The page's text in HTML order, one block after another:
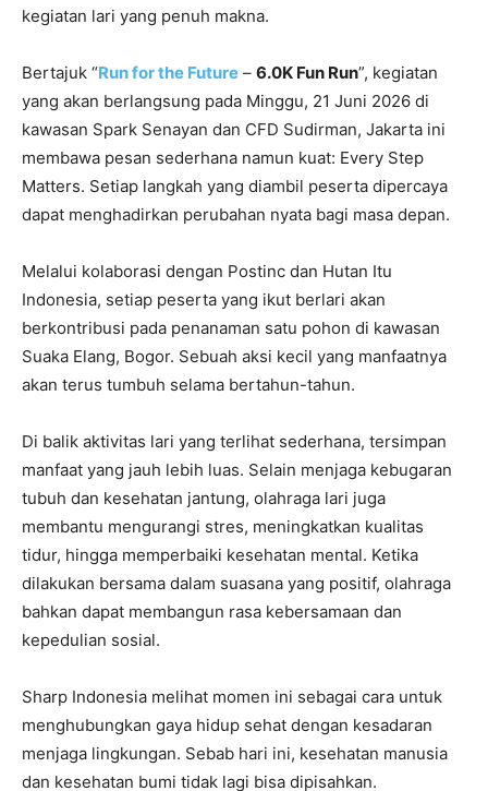
kegiatan lari yang penuh makna.
Bertajuk “Run for the Future – 6.0K Fun Run”, kegiatan
yang akan berlangsung pada Minggu, 21 Juni 2026 di
kawasan Spark Senayan dan CFD Sudirman, Jakarta ini
membawa pesan sederhana namun kuat: Every Step
Matters. Setiap langkah yang diambil peserta dipercaya
dapat menghadirkan perubahan nyata bagi masa depan.
Melalui kolaborasi dengan Postinc dan Hutan Itu
Indonesia, setiap peserta yang ikut berlari akan
berkontribusi pada penanaman satu pohon di kawasan
Suaka Elang, Bogor. Sebuah aksi kecil yang manfaatnya
akan terus tumbuh selama bertahun-tahun.
Di balik aktivitas lari yang terlihat sederhana, tersimpan
manfaat yang jauh lebih luas. Selain menjaga kebugaran
tubuh dan kesehatan jantung, olahraga lari juga
membantu mengurangi stres, meningkatkan kualitas
tidur, hingga memperbaiki kesehatan mental. Ketika
dilakukan bersama dalam suasana yang positif, olahraga
bahkan dapat membangun rasa kebersamaan dan
kepedulian sosial.
Sharp Indonesia melihat momen ini sebagai cara untuk
menghubungkan gaya hidup sehat dengan kesadaran
menjaga lingkungan. Sebab hari ini, kesehatan manusia
dan kesehatan bumi tidak lagi bisa dipisahkan.